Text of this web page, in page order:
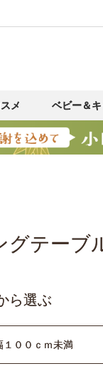
メ ベビー＆
グテーブ
ら選ぶ
１００ｃｍ未満